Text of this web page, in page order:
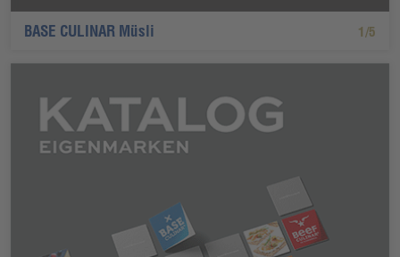
BASE CULINAR Müsli 1/5